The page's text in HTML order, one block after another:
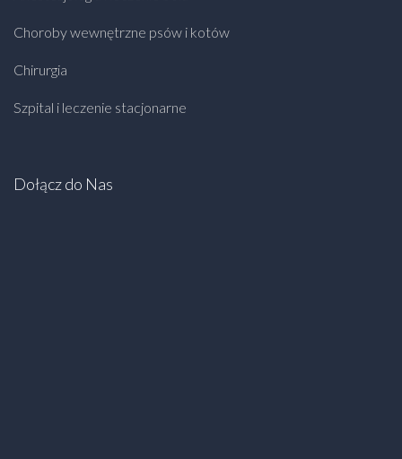
Choroby wewnętrzne psów i kotów
Chirurgia
Szpital i leczenie stacjonarne
Dołącz do Nas